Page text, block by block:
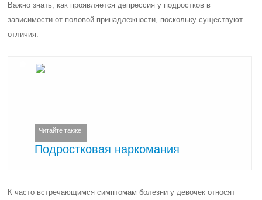
Важно знать, как проявляется депрессия у подростков в
зависимости от половой принадлежности, поскольку существуют
отличия.
Читайте также:
Подростковая наркомания
К часто встречающимся симптомам болезни у девочек относят